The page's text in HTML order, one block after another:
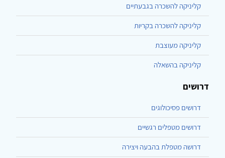
קליניקה להשכרה בגבעתיים
קליניקה להשכרה בקריות
קליניקה מעוצבת
קליניקה בהשאלה
דרושים
דרושים פסיכולוגים
דרושים מטפלים רגשיים
דרושה מטפלת בהבעה ויצירה